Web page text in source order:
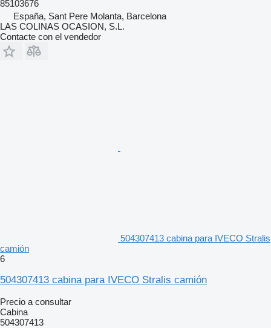
85103676
España, Sant Pere Molanta, Barcelona
LAS COLINAS OCASION, S.L.
Contacte con el vendedor
504307413 cabina para IVECO Stralis
camión
6
504307413 cabina para IVECO Stralis camión
Precio a consultar
Cabina
504307413